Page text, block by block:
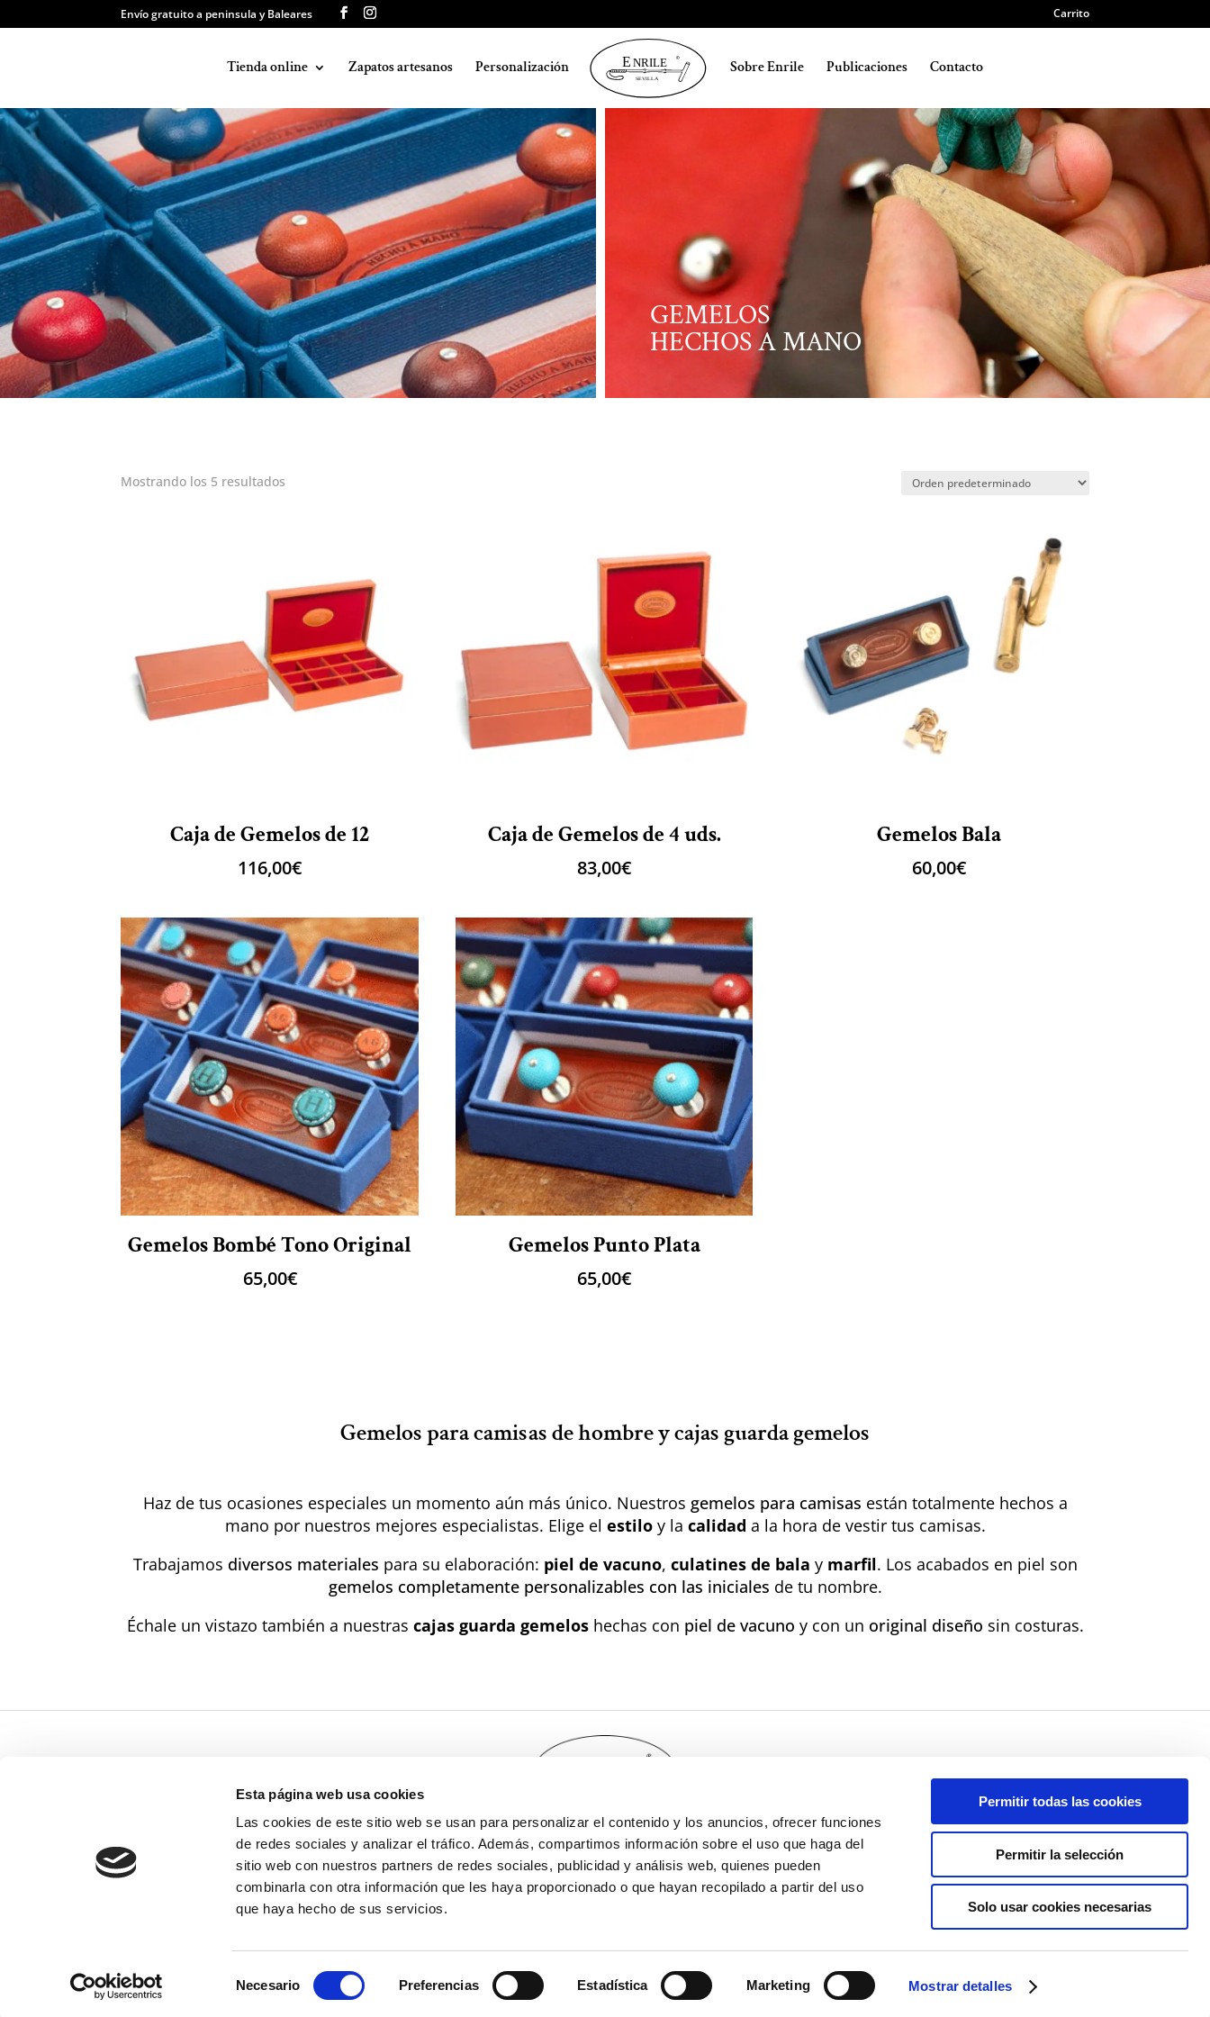
Esta página web usa cookies
Las cookies de este sitio web se usan para personalizar el contenido y los anuncios, ofrecer funciones
de redes sociales y analizar el tráfico. Además, compartimos información sobre el uso que haga del
sitio web con nuestros partners de redes sociales, publicidad y análisis web, quienes pueden
combinarla con otra información que les haya proporcionado o que hayan recopilado a partir del uso
que haya hecho de sus servicios.
Necesario Preferencias Estadística Marketing Mostrar detalles
Permitir todas las cookies
Permitir la selección
Solo usar cookies necesarias
Envío gratuito a peninsula y Baleares Carrito
Tienda online Zapatos artesanos Personalización Sobre Enrile Publicaciones Contacto
GEMELOS
HECHOS A MANO
Mostrando los 5 resultados
Caja de Gemelos de 12
116,00€
Caja de Gemelos de 4 uds.
83,00€
Gemelos Bala
60,00€
Gemelos Bombé Tono Original
65,00€
Gemelos Punto Plata
65,00€
Gemelos para camisas de hombre y cajas guarda gemelos
Haz de tus ocasiones especiales un momento aún más único. Nuestros gemelos para camisas están totalmente hechos a
mano por nuestros mejores especialistas. Elige el estiloy la calidad a la hora de vestir tus camisas.
Trabajamos diversos materiales para su elaboración: piel de vacuno, culatines de bala y marfil. Los acabados en piel son
gemelos completamente personalizables con las iniciales de tu nombre.
Échale un vistazo también a nuestras cajas guarda gemelos hechas con piel de vacuno y con un original diseño sin costuras.
Política de Cookies Aviso legal Condiciones de venta
Política de Privacidad
Tienda online
Personalización Sobre Enrile Publicaciones Contacto
+34 954 27 45 90
C/ Monte Carmelo nº 63 – D
41011, Sevilla (España)